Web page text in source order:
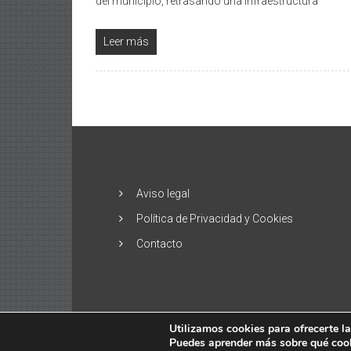
Leer más
Aviso legal
Política de Privacidad y Cookies
Contacto
Copyright © 2026El Alisio – Noticias de
Utilizamos cookies para ofrecerte
Puedes aprender más sobre qué